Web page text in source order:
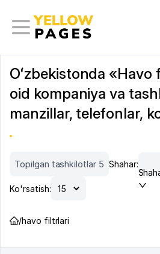
Oʻzbekistonda
oid kompaniya va
manzillar, telefonlar,
Topilgan tashkilotlar 5 Shahar:
Ko'rsatish:
/havo filtrlari